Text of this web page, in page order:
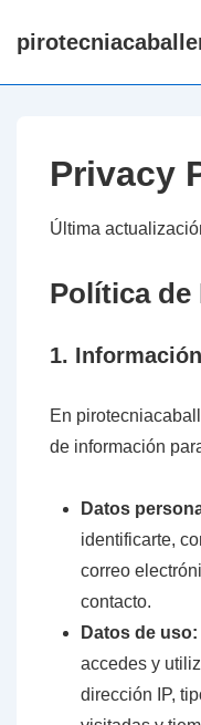
Skip
Privacy
Última
Política de
1.
En
de información
Datos
identificarte,
correo
contacto.
Datos de uso:
accedes y
dirección IP,